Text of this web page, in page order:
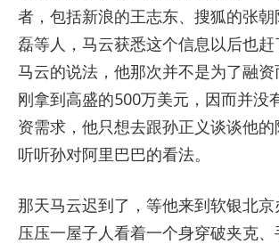
者，包括新浪的王志东、搜狐的张
磊等人，马云获悉这个信息以后也
马云的说法，他那次并不是为了融
刚拿到高盛的500万美元，因而并没
资需求，他只想去跟孙正义谈谈他的
听听孙对阿里巴巴的看法。
那天马云迟到了，等他来到软银北
压压一屋子人看着一个身穿破夹克